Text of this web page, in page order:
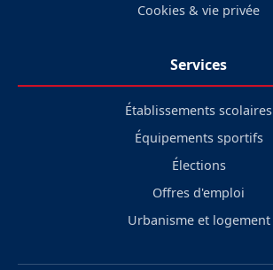
Cookies & vie privée
Services
Établissements scolaires
Équipements sportifs
Élections
Offres d'emploi
Urbanisme et logement